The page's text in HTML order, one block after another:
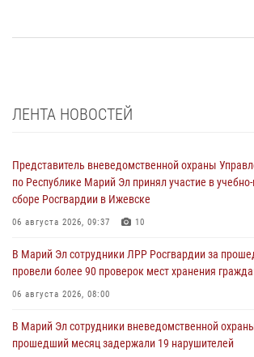
ЛЕНТА НОВОСТЕЙ
Представитель вневедомственной охраны
по Республике Марий Эл принял участие в
сборе Росгвардии в Ижевске
06 августа 2026, 09:37 10
В Марий Эл сотрудники ЛРР Росгвардии за
провели более 90 проверок мест хранения
06 августа 2026, 08:00
В Марий Эл сотрудники вневедомственной
прошедший месяц задержали 19 нарушителей